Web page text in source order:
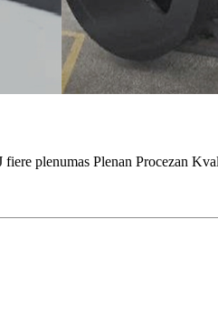
plenumas Plenan Procezan